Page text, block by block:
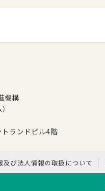
機構
ランドビル4階
及び法人情報の取扱について